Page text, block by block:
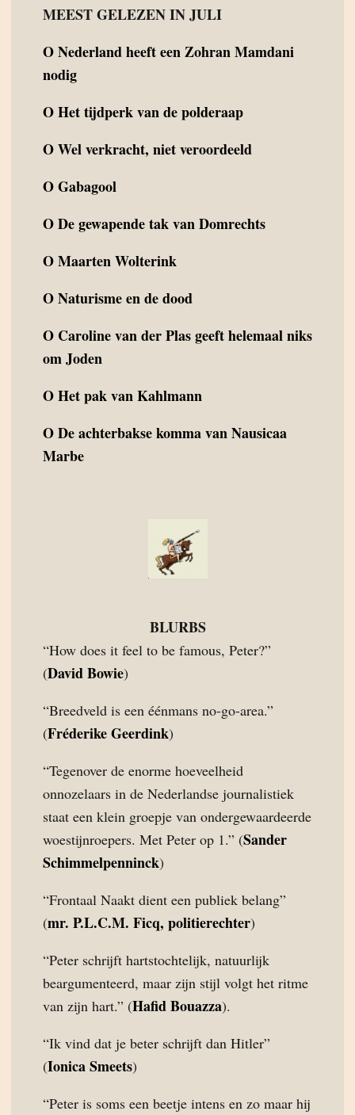
MEEST GELEZEN IN JULI
ONederland heeft een Zohran Mamdani
nodig
OHet tijdperk van de polderaap
OWel verkracht, niet veroordeeld
OGabagool
ODe gewapende tak van Domrechts
OMaarten Wolterink
ONaturisme en de dood
O Caroline van der Plas geeft helemaal niks
om Joden
OHet pak van Kahlmann
ODe achterbakse komma van Nausicaa
Marbe
BLURBS
“How does it feel to be famous, Peter?”
(David Bowie)
“Breedveld is een éénmans no-go-area.”
(Fréderike Geerdink)
“Tegenover de enorme hoeveelheid
onnozelaars in de Nederlandse journalistiek
staat een klein groepje van ondergewaardeerde
woestijnroepers. Met Peter op 1.” (Sander
Schimmelpenninck)
“Frontaal Naakt dient een publiek belang”
(mr. P.L.C.M. Ficq, politierechter)
“Peter schrijft hartstochtelijk, natuurlijk
beargumenteerd, maar zijn stijl volgt het ritme
van zijn hart.” (Hafid Bouazza).
“Ik vind dat je beter schrijft dan Hitler”
(Ionica Smeets)
“Peter is soms een beetje intens en zo maar hij